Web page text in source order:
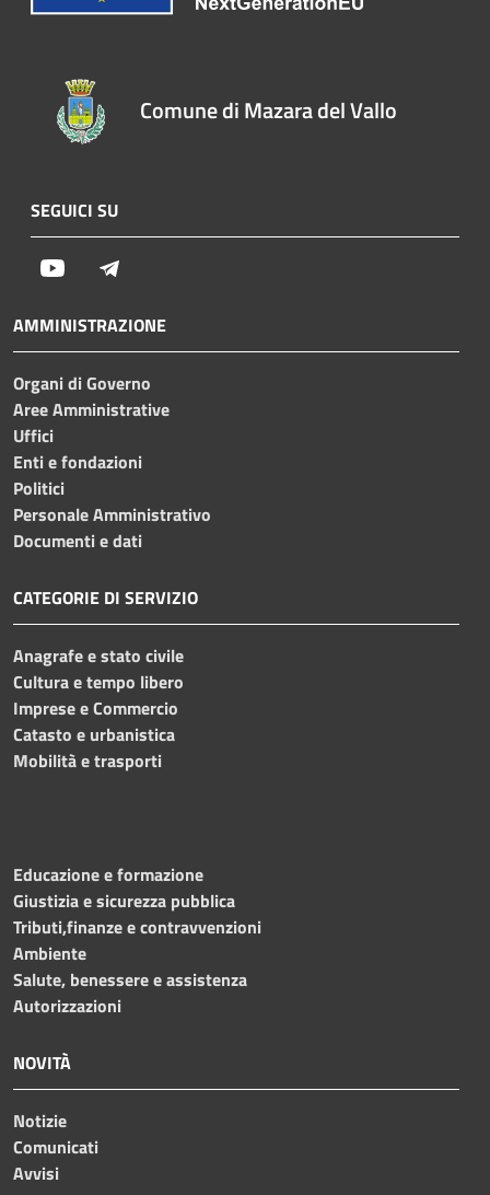
Comune di Mazara del Vallo
SEGUICI SU
Youtube
AMMINISTRAZIONE
Organi di Governo
Aree Amministrative
Uffici
Enti e fondazioni
Politici
Personale Amministrativo
Documenti e dati
CATEGORIE DI SERVIZIO
Anagrafe e stato civile
Cultura e tempo libero
Imprese e Commercio
Catasto e urbanistica
Mobilità e trasporti
Educazione e formazione
Giustizia e sicurezza pubblica
Tributi,finanze e contravvenzioni
Ambiente
Salute, benessere e assistenza
Autorizzazioni
NOVITÀ
Notizie
Comunicati
Avvisi